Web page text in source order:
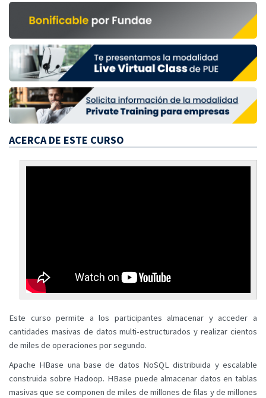
ACERCA DE ESTE CURSO
Este curso permite a los participantes almacenar y acceder a
cantidades masivas de datos multi-estructurados y realizar cientos
de miles de operaciones por segundo.
Apache HBase una base de datos NoSQL distribuida y escalable
construida sobre Hadoop. HBase puede almacenar datos en tablas
masivas que se componen de miles de millones de filas y de millones